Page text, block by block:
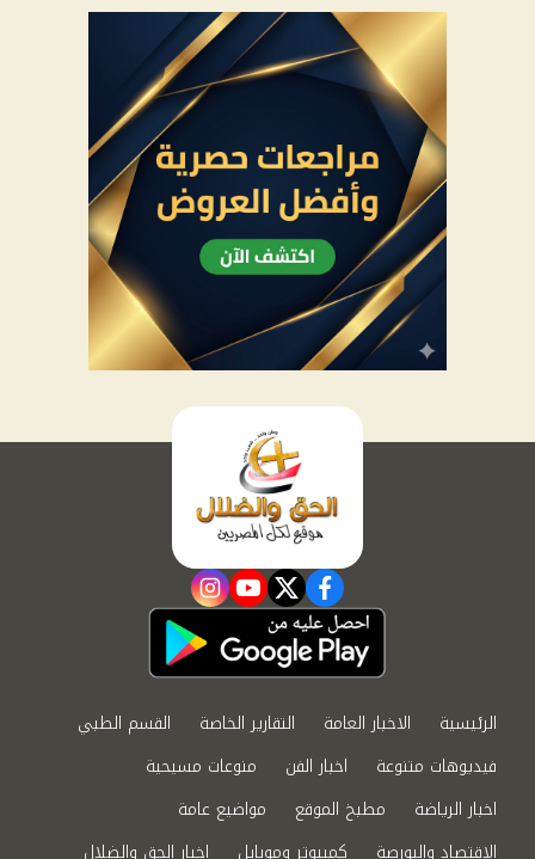
facebook
twitter
youtube
instagram
الرئيسية الاخبار العامة التقارير الخاصة
القسم الطبي
فيديوهات متنوعة
اخبار الفن
منوعات مسيحية
اخبار الرياضة
مطبخ الموقع
مواضيع عامة
الاقتصاد والبورصة
كمبيوتر وموبايل اخبار الحق والضلال